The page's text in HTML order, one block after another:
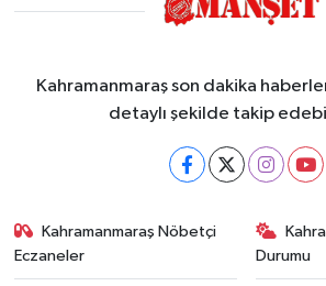
Kahramanmaraş son dakika
detaylı şekilde takip
Kahramanmaraş Nöbetçi
Eczaneler
Durumu